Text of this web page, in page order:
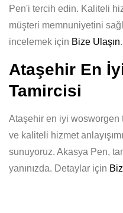
Pen'i tercih edin. Kaliteli
müşteri memnuniyetini
incelemek için Bize Ulaşın.
Ataşehir En
Tamircisi
Ataşehir en iyi wosworgen
ve kaliteli hizmet
sunuyoruz. Akasya Pen,
yanınızda. Detaylar için